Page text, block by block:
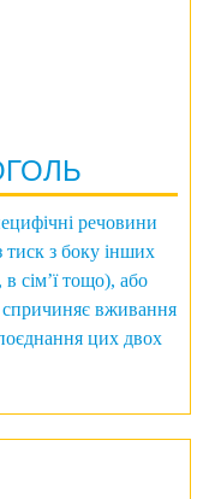
речовини
тиск з боку інших
сім’ї тощо), або
спричиняє вживання
цих двох